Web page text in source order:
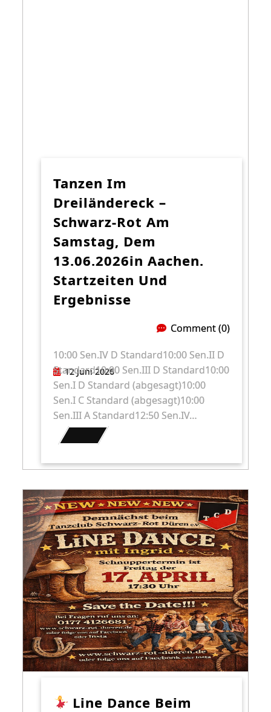
Tanzen Im
Dreiländereck –
Schwarz-Rot Am
Samstag, Dem
13.06.2026in Aachen.
Startzeiten Und
Ergebnisse
12 Juni 2026
Comment (0)
10:00 Sen.IV D Standard10:00 Sen.II D
Standard10:00 Sen.III D Standard10:00
Sen.I D Standard (abgesagt)10:00
Sen.I C Standard (abgesagt)10:00
Sen.III A Standard12:50 Sen.IV…
Line Dance Beim